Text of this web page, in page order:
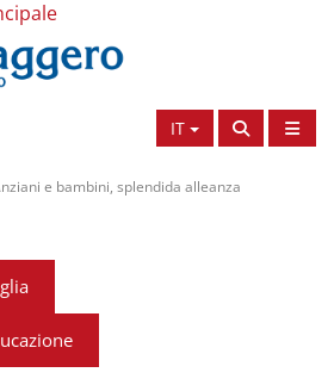
IT
e bambini, splendida alleanza